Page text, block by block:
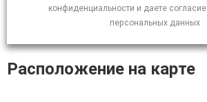
конфиденциальности и даете
персональных данных
Расположение на карте